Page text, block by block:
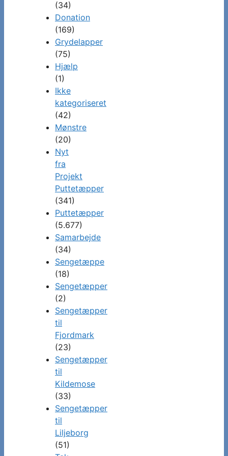
(34)
Donation
(169)
Grydelapper
(75)
Hjælp
(1)
Ikke
kategoriseret
(42)
Mønstre
(20)
Nyt
fra
Projekt
Puttetæpper
(341)
Puttetæpper
(5.677)
Samarbejde
(34)
Sengetæppe
(18)
Sengetæpper
(2)
Sengetæpper
til
Fjordmark
(23)
Sengetæpper
til
Kildemose
(33)
Sengetæpper
til
Liljeborg
(51)